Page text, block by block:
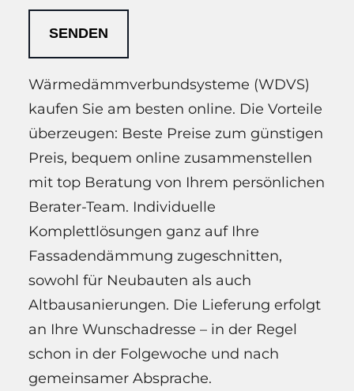
Wärmedämmverbundsysteme (WDVS)
kaufen Sie am besten online. Die Vorteile
überzeugen: Beste Preise zum günstigen
Preis, bequem online zusammenstellen
mit top Beratung von Ihrem persönlichen
Berater-Team. Individuelle
Komplettlösungen ganz auf Ihre
Fassadendämmung zugeschnitten,
sowohl für Neubauten als auch
Altbausanierungen. Die Lieferung erfolgt
an Ihre Wunschadresse – in der Regel
schon in der Folgewoche und nach
gemeinsamer Absprache.